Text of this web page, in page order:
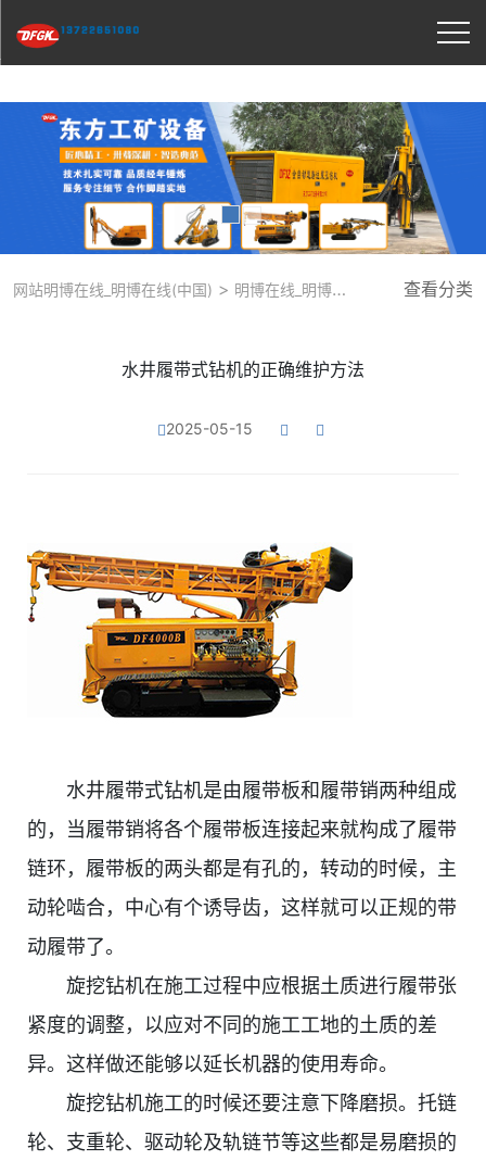
明博在线
网站明博在线_明博在线(中国) > 明博在线_明博在线(中国) 资讯 >行
查看分类
水井履带式钻机的正确维护方法
2025-05-15
水井履带式钻机是由履带板和履带销两种组成
的，当履带销将各个履带板连接起来就构成了履带
链环，履带板的两头都是有孔的，转动的时候，主
动轮啮合，中心有个诱导齿，这样就可以正规的带
动履带了。
旋挖钻机在施工过程中应根据土质进行履带张
紧度的调整，以应对不同的施工工地的土质的差
异。这样做还能够以延长机器的使用寿命。
旋挖钻机施工的时候还要注意下降磨损。托链
轮、支重轮、驱动轮及轨链节等这些都是易磨损的